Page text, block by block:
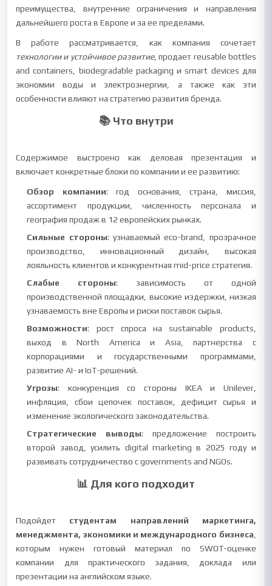
преимущества, внутренние ограничения и направления
дальнейшего роста в Европе и за ее пределами.
В работе рассматривается, как компания сочетает
технологии и устойчивое развитие, продает reusable bottles
and containers, biodegradable packaging и smart devices для
экономии воды и электроэнергии, а также как эти
особенности влияют на стратегию развития бренда.
📚 Что внутри
Содержимое выстроено как деловая презентация и
включает конкретные блоки по компании и ее развитию:
Обзор компании: год основания, страна, миссия,
ассортимент продукции, численность персонала и
география продаж в 12 европейских рынках.
Сильные стороны: узнаваемый eco-brand, прозрачное
производство, инновационный дизайн, высокая
лояльность клиентов и конкурентная mid-price стратегия.
Слабые стороны: зависимость от одной
производственной площадки, высокие издержки, низкая
узнаваемость вне Европы и риски поставок сырья.
Возможности: рост спроса на sustainable products,
выход в North America и Asia, партнерства с
корпорациями и государственными программами,
развитие AI- и IoT-решений.
Угрозы: конкуренция со стороны IKEA и Unilever,
инфляция, сбои цепочек поставок, дефицит сырья и
изменение экологического законодательства.
Стратегические выводы: предложение построить
второй завод, усилить digital marketing в 2025 году и
развивать сотрудничество с governments and NGOs.
📊 Для кого подходит
Подойдет студентам направлений маркетинга,
менеджмента, экономики и международного бизнеса
которым нужен готовый материал по SWOT-оценке
компании для практического задания, доклада или
презентации на английском языке.